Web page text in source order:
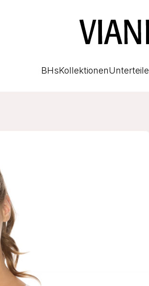
BHsKollektionenUnterteile